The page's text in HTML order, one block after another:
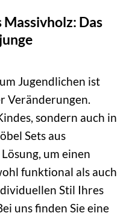
Massivholz: Das
Jugendlichen ist
Veränderungen.
sondern auch in
Sets aus
um einen
funktional als auch
Stil Ihres
uns finden Sie eine